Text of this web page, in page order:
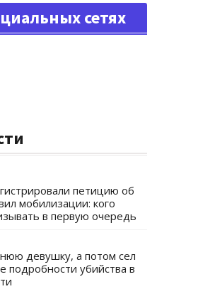
сетях
петицию об
мобилизации: кого
в первую очередь
девушку, а потом сел
подробности убийства в